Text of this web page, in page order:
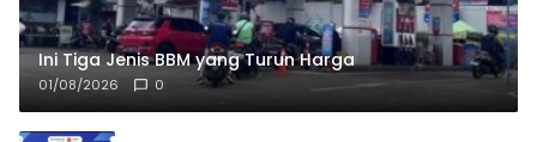
Ini Tiga Jenis BBM yang Turun Harga
01/08/2026 0